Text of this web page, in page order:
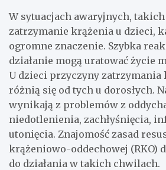
W sytuacjach awaryjnych, takich
zatrzymanie krążenia u dzieci,
ogromne znaczenie. Szybka
działanie mogą uratować życie
U dzieci przyczyny zatrzymania
różnią się od tych u dorosłych.
wynikają z problemów z
niedotlenienia, zachłyśnięcia,
utonięcia. Znajomość zasad
krążeniowo-oddechowej (RKO)
do działania w takich chwilach.